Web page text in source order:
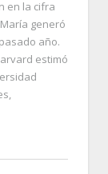
en la cifra
generó
año.
estimó